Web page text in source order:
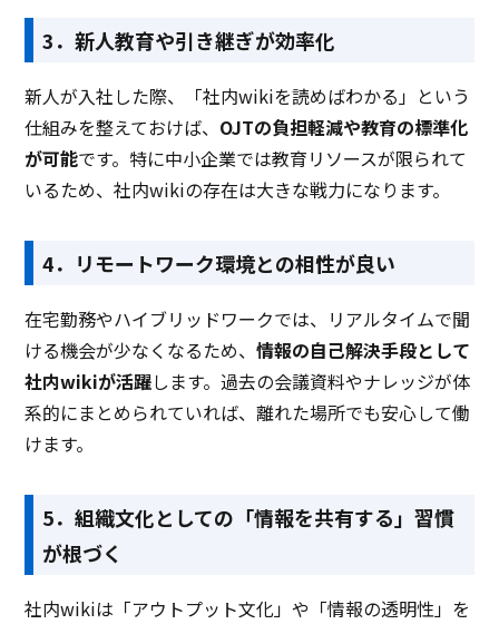
3．新人教育や引き継ぎが効率化
新人が入社した際、「社内wikiを読めばわかる」という
仕組みを整えておけば、 OJTの負担軽減や教育の標準化
が可能です。特に中小企業では教育リソースが限られて
いるため、社内wikiの存在は大きな戦力になります。
4．リモートワーク環境との相性が良い
在宅勤務やハイブリッドワークでは、リアルタイムで聞
ける機会が少なくなるため、情報の自己解決手段として
社内wikiが活躍します。過去の会議資料やナレッジが体
系的にまとめられていれば、離れた場所でも安心して働
けます。
5．組織文化としての「情報を共有する」習慣
が根づく
社内wikiは「アウトプット文化」や「情報の透明性」を